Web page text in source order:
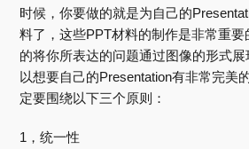
时候，你要做的就是为自己的
料了，这些PPT材料的制作是非常重
的将你所表达的问题通过图像的形式
以想要自己的Presentation有非常完美
定要围绕以下三个原则：
1，统一性